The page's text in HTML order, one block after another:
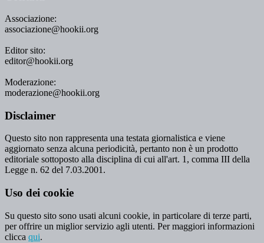
Associazione:
associazione@hookii.org
Editor sito:
editor@hookii.org
Moderazione:
moderazione@hookii.org
Disclaimer
Questo sito non rappresenta una testata giornalistica e viene
aggiornato senza alcuna periodicità, pertanto non è un prodotto
editoriale sottoposto alla disciplina di cui all'art. 1, comma III della
Legge n. 62 del 7.03.2001.
Uso dei cookie
Su questo sito sono usati alcuni cookie, in particolare di terze parti,
per offrire un miglior servizio agli utenti. Per maggiori informazioni
clicca qui.